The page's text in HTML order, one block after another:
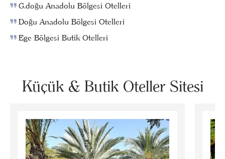
G.doğu Anadolu Bölgesi Otelleri
Doğu Anadolu Bölgesi Otelleri
Ege Bölgesi Butik Otelleri
Küçük & Butik Oteller Sitesi